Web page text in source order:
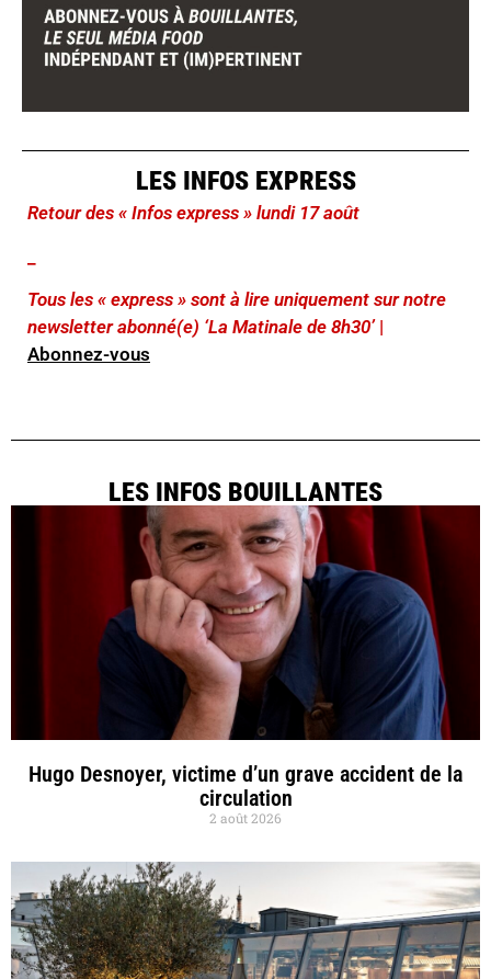
LES INFOS EXPRESS
Retour des « Infos express » lundi 17 août
Tous les « express » sont à lire uniquement sur notre
newsletter abonné(e) ‘La Matinale de 8h30’ |
Abonnez-vous
LES INFOS BOUILLANTES
Hugo Desnoyer, victime d’un grave accident de la
circulation
2 août 2026